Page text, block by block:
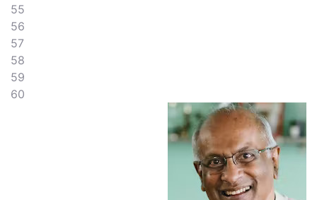
55
56
57
58
59
60